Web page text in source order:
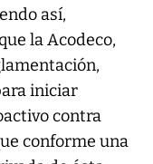
así,
la Acodeco,
iniciar
contra
conforme una